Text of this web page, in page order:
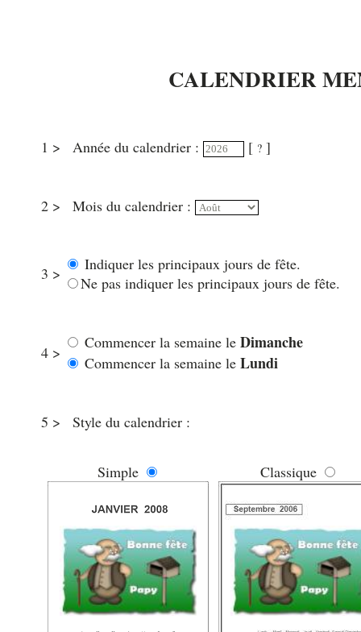
CALENDRIER
1 > Année du calendrier : [ ? ]
2 > Mois du calendrier :
3 >
Indiquer les principaux jours de fête.
Ne pas indiquer les principaux jours de fête.
4 >
Commencer la semaine le Dimanche
Commencer la semaine le Lundi
5 > Style du calendrier :
Simple Classique